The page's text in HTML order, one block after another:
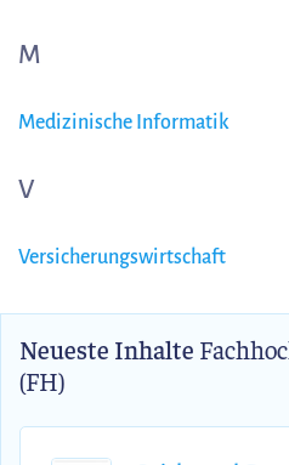
M
Medizinische Informatik
V
Versicherungswirtschaft
Neueste Inhalte
(FH)